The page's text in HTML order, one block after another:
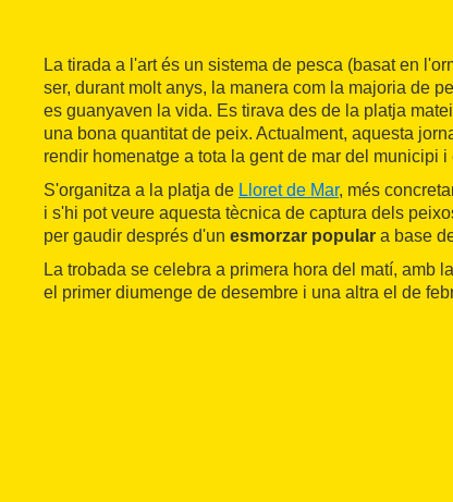
La tirada a l'art és un sistema de pesca (basat en
ser, durant molt anys, la manera com la majoria de
es guanyaven la vida. Es tirava des de la platja
una bona quantitat de peix. Actualment, aquesta
rendir homenatge a tota la gent de mar del municipi i
S'organitza a la platja de Lloret de Mar, més
i s'hi pot veure aquesta tècnica de captura dels
per gaudir després d'un esmorzar popular a base
La trobada se celebra a primera hora del matí, amb la
el primer diumenge de desembre i una altra el de